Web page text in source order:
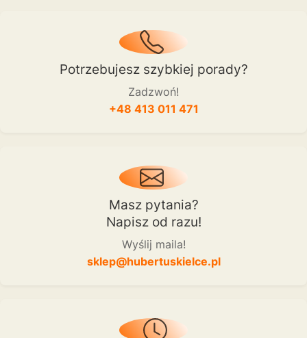
Potrzebujesz szybkiej porady?
Zadzwoń!
+48 413 011 471
Masz pytania?
Napisz od razu!
Wyślij maila!
sklep@hubertuskielce.pl